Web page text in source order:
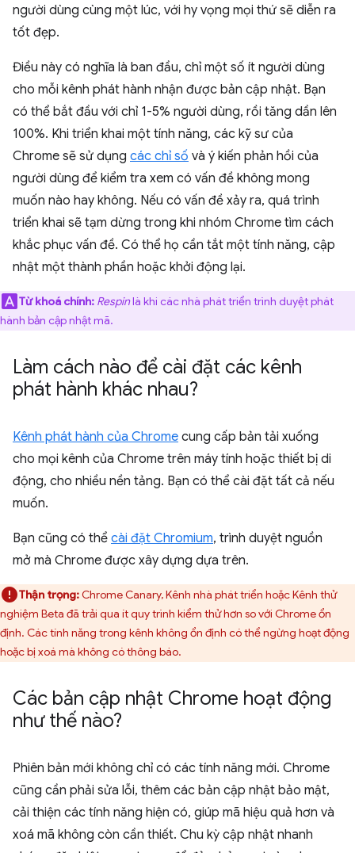
người dùng cùng một lúc, với hy vọng mọi thứ sẽ diễn ra
tốt đẹp.
Điều này có nghĩa là ban đầu, chỉ một số ít người dùng
cho mỗi kênh phát hành nhận được bản cập nhật. Bạn
có thể bắt đầu với chỉ 1-5% người dùng, rồi tăng dần lên
100%. Khi triển khai một tính năng, các kỹ sư của
Chrome sẽ sử dụng các chỉ số và ý kiến phản hồi của
người dùng để kiểm tra xem có vấn đề không mong
muốn nào hay không. Nếu có vấn đề xảy ra, quá trình
triển khai sẽ tạm dừng trong khi nhóm Chrome tìm cách
khắc phục vấn đề. Có thể họ cần tắt một tính năng, cập
nhật một thành phần hoặc khởi động lại.
Từ khoá chính: Respinlà khi các nhà phát triển trình duyệt phát
hành bản cập nhật mã.
Làm cách nào để cài đặt các kênh
phát hành khác nhau?
Kênh phát hành của Chrome cung cấp bản tải xuống
cho mọi kênh của Chrome trên máy tính hoặc thiết bị di
động, cho nhiều nền tảng. Bạn có thể cài đặt tất cả nếu
muốn.
Bạn cũng có thể cài đặt Chromium, trình duyệt nguồn
mở mà Chrome được xây dựng dựa trên.
Thận trọng:Chrome Canary, Kênh nhà phát triển hoặc Kênh thử
nghiệm Beta đã trải qua ít quy trình kiểm thử hơn so với Chrome ổn
định. Các tính năng trong kênh không ổn định có thể ngừng hoạt động
hoặc bị xoá mà không có thông báo.
Các bản cập nhật Chrome hoạt động
như thế nào?
Phiên bản mới không chỉ có các tính năng mới. Chrome
cũng cần phải sửa lỗi, thêm các bản cập nhật bảo mật,
cải thiện các tính năng hiện có, giúp mã hiệu quả hơn và
xoá mã không còn cần thiết. Chu kỳ cập nhật nhanh